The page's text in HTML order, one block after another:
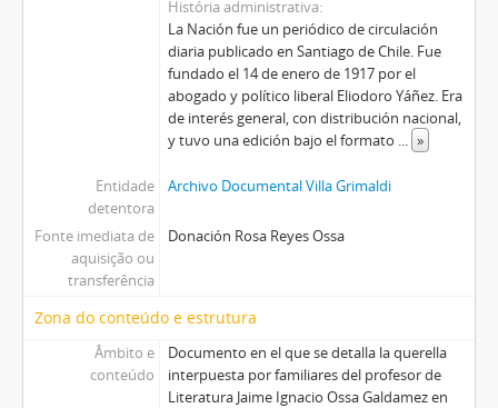
História administrativa
La Nación fue un periódico de circulación
diaria publicado en Santiago de Chile. Fue
fundado el 14 de enero de 1917 por el
abogado y político liberal Eliodoro Yáñez. Era
de interés general, con distribución nacional,
y tuvo una edición bajo el formato ... »
Entidade
detentora
Archivo Documental Villa Grimaldi
Fonte imediata de
aquisição ou
transferência
Donación Rosa Reyes Ossa
Zona do conteúdo e estrutura
Âmbito e
conteúdo
Documento en el que se detalla la querella
interpuesta por familiares del profesor de
Literatura Jaime Ignacio Ossa Galdamez en